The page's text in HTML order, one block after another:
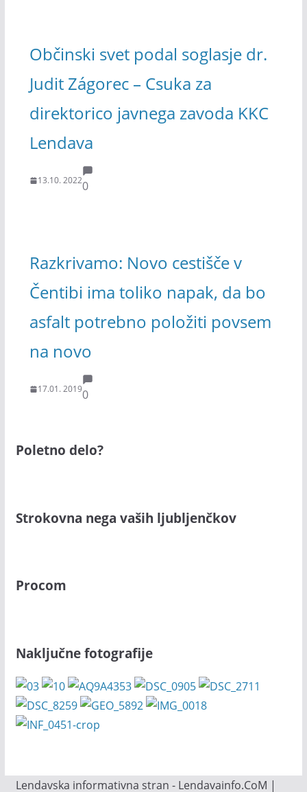
Občinski svet podal soglasje dr.
Judit Zágorec – Csuka za
direktorico javnega zavoda KKC
Lendava
13.10. 20220
Razkrivamo: Novo cestišče v
Čentibi ima toliko napak, da bo
asfalt potrebno položiti povsem
na novo
17.01. 20190
Poletno delo?
Strokovna nega vaših ljubljenčkov
Procom
Naključne fotografije
Lendavska informativna stran - Lendavainfo.CoM |